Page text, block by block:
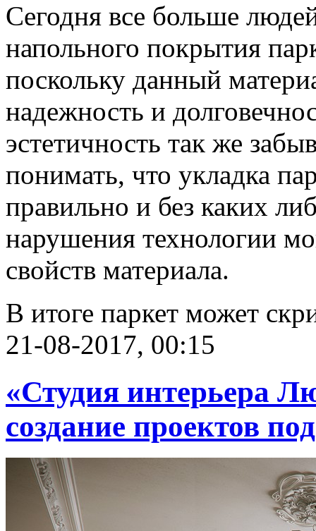
Сегодня все больше
напольного покрытия
поскольку данный
надежность и
эстетичность так же
понимать, что укладка
правильно и без каких
нарушения технологии
свойств материала.
В итоге паркет может
21-08-2017, 00:15
«Студия интерьера
создание проектов